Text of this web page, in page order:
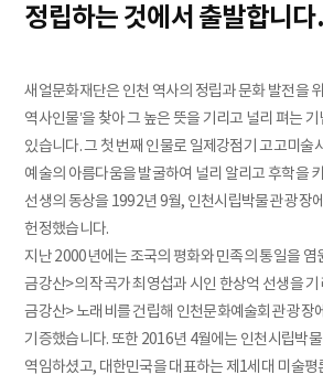
정립하는 것에서 출발합니다.
새얼문화재단은 인천 역사의 정립과 문화 발전을
역사인물’을 찾아 그 높은 뜻을 기리고 널리 펴는
있습니다. 그 첫 번째 인물로 일제강점기 고고미술
예술의 아름다움을 발굴하여 널리 알리고 후학을
선생의 동상을 1992년 9월, 인천시립박물관 광장
헌정했습니다.
지난 2000년에는 조국의 평화와 민족의 통일을 염
금강산>의 작곡가 최영섭과 시인 한상억 선생을
금강산> 노래비를 건립해 인천문화예술회관 광장
기증했습니다. 또한 2016년 4월에는 인천시립박
역임하셨고, 대한민국을 대표하는 제1세대 미술평